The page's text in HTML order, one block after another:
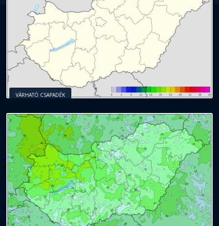
VÁRHATÓ CSAPADÉK